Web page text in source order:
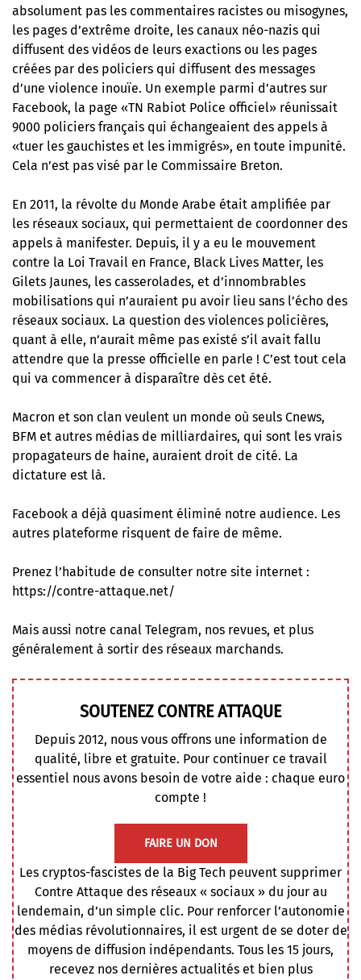
absolument pas les commentaires racistes ou misogynes,
les pages d’extrême droite, les canaux néo-nazis qui
diffusent des vidéos de leurs exactions ou les pages
créées par des policiers qui diffusent des messages
d’une violence inouïe. Un exemple parmi d’autres sur
Facebook, la page «TN Rabiot Police officiel» réunissait
9000 policiers français qui échangeaient des appels à
«tuer les gauchistes et les immigrés», en toute impunité.
Cela n’est pas visé par le Commissaire Breton.
En 2011, la révolte du Monde Arabe était amplifiée par
les réseaux sociaux, qui permettaient de coordonner des
appels à manifester. Depuis, il y a eu le mouvement
contre la Loi Travail en France, Black Lives Matter, les
Gilets Jaunes, les casserolades, et d’innombrables
mobilisations qui n’auraient pu avoir lieu sans l’écho des
réseaux sociaux. La question des violences policières,
quant à elle, n’aurait même pas existé s’il avait fallu
attendre que la presse officielle en parle ! C’est tout cela
qui va commencer à disparaître dès cet été.
Macron et son clan veulent un monde où seuls Cnews,
BFM et autres médias de milliardaires, qui sont les vrais
propagateurs de haine, auraient droit de cité. La
dictature est là.
Facebook a déjà quasiment éliminé notre audience. Les
autres plateforme risquent de faire de même.
Prenez l’habitude de consulter notre site internet :
https://contre-attaque.net/
Mais aussi notre canal Telegram, nos revues, et plus
généralement à sortir des réseaux marchands.
SOUTENEZ CONTRE ATTAQUE
Depuis 2012, nous vous offrons une information de
qualité, libre et gratuite. Pour continuer ce travail
essentiel nous avons besoin de votre aide : chaque euro
compte !
FAIRE UN DON
Les cryptos-fascistes de la Big Tech peuvent supprimer
Contre Attaque des réseaux « sociaux » du jour au
lendemain, d’un simple clic. Pour renforcer l’autonomie
des médias révolutionnaires, il est urgent de se doter de
moyens de diffusion indépendants. Tous les 15 jours,
recevez nos dernières actualités et bien plus